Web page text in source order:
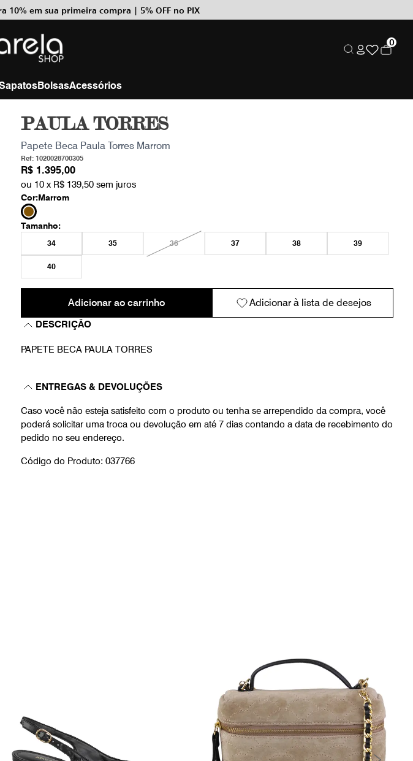
10% em sua primeira compra | 5% OFF no PIX
0
BolsasAcessórios
PAULA TORRES
Papete Beca Paula Torres Marrom
Ref: 1020028700305
R$ 1.395,00
ou 10 x R$ 139,50 sem juros
Cor:Marrom
Tamanho:
34 35 36 37 38 39
40
Adicionar ao carrinho Adicionar à lista de desejos
DESCRIÇÃO
PAPETE BECA PAULA TORRES
ENTREGAS & DEVOLUÇÕES
Caso você não esteja satisfeito com o produto ou tenha se arrependido da compra, você
poderá solicitar uma troca ou devolução em até 7 dias contando a data de recebimento do
pedido no seu endereço.
Código do Produto: 037766